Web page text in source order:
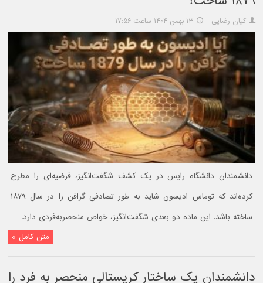
کیان رضایی ۱۳ بهمن ۱۴۰۴ ساعت ۱۷:۵۶
دانشمندان دانشگاه رایس در یک کشف شگفت‌انگیز، فرضیه‌ای را مطرح
کرده‌اند که توماس ادیسون شاید به طور تصادفی گرافن را در سال ۱۸۷۹
ساخته باشد. این ماده دو بعدی شگفت‌انگیز، خواص منحصربه‌فردی دارد.
متن کامل »
دانشمندان یک ساختار کریستالی منحصر به فرد را